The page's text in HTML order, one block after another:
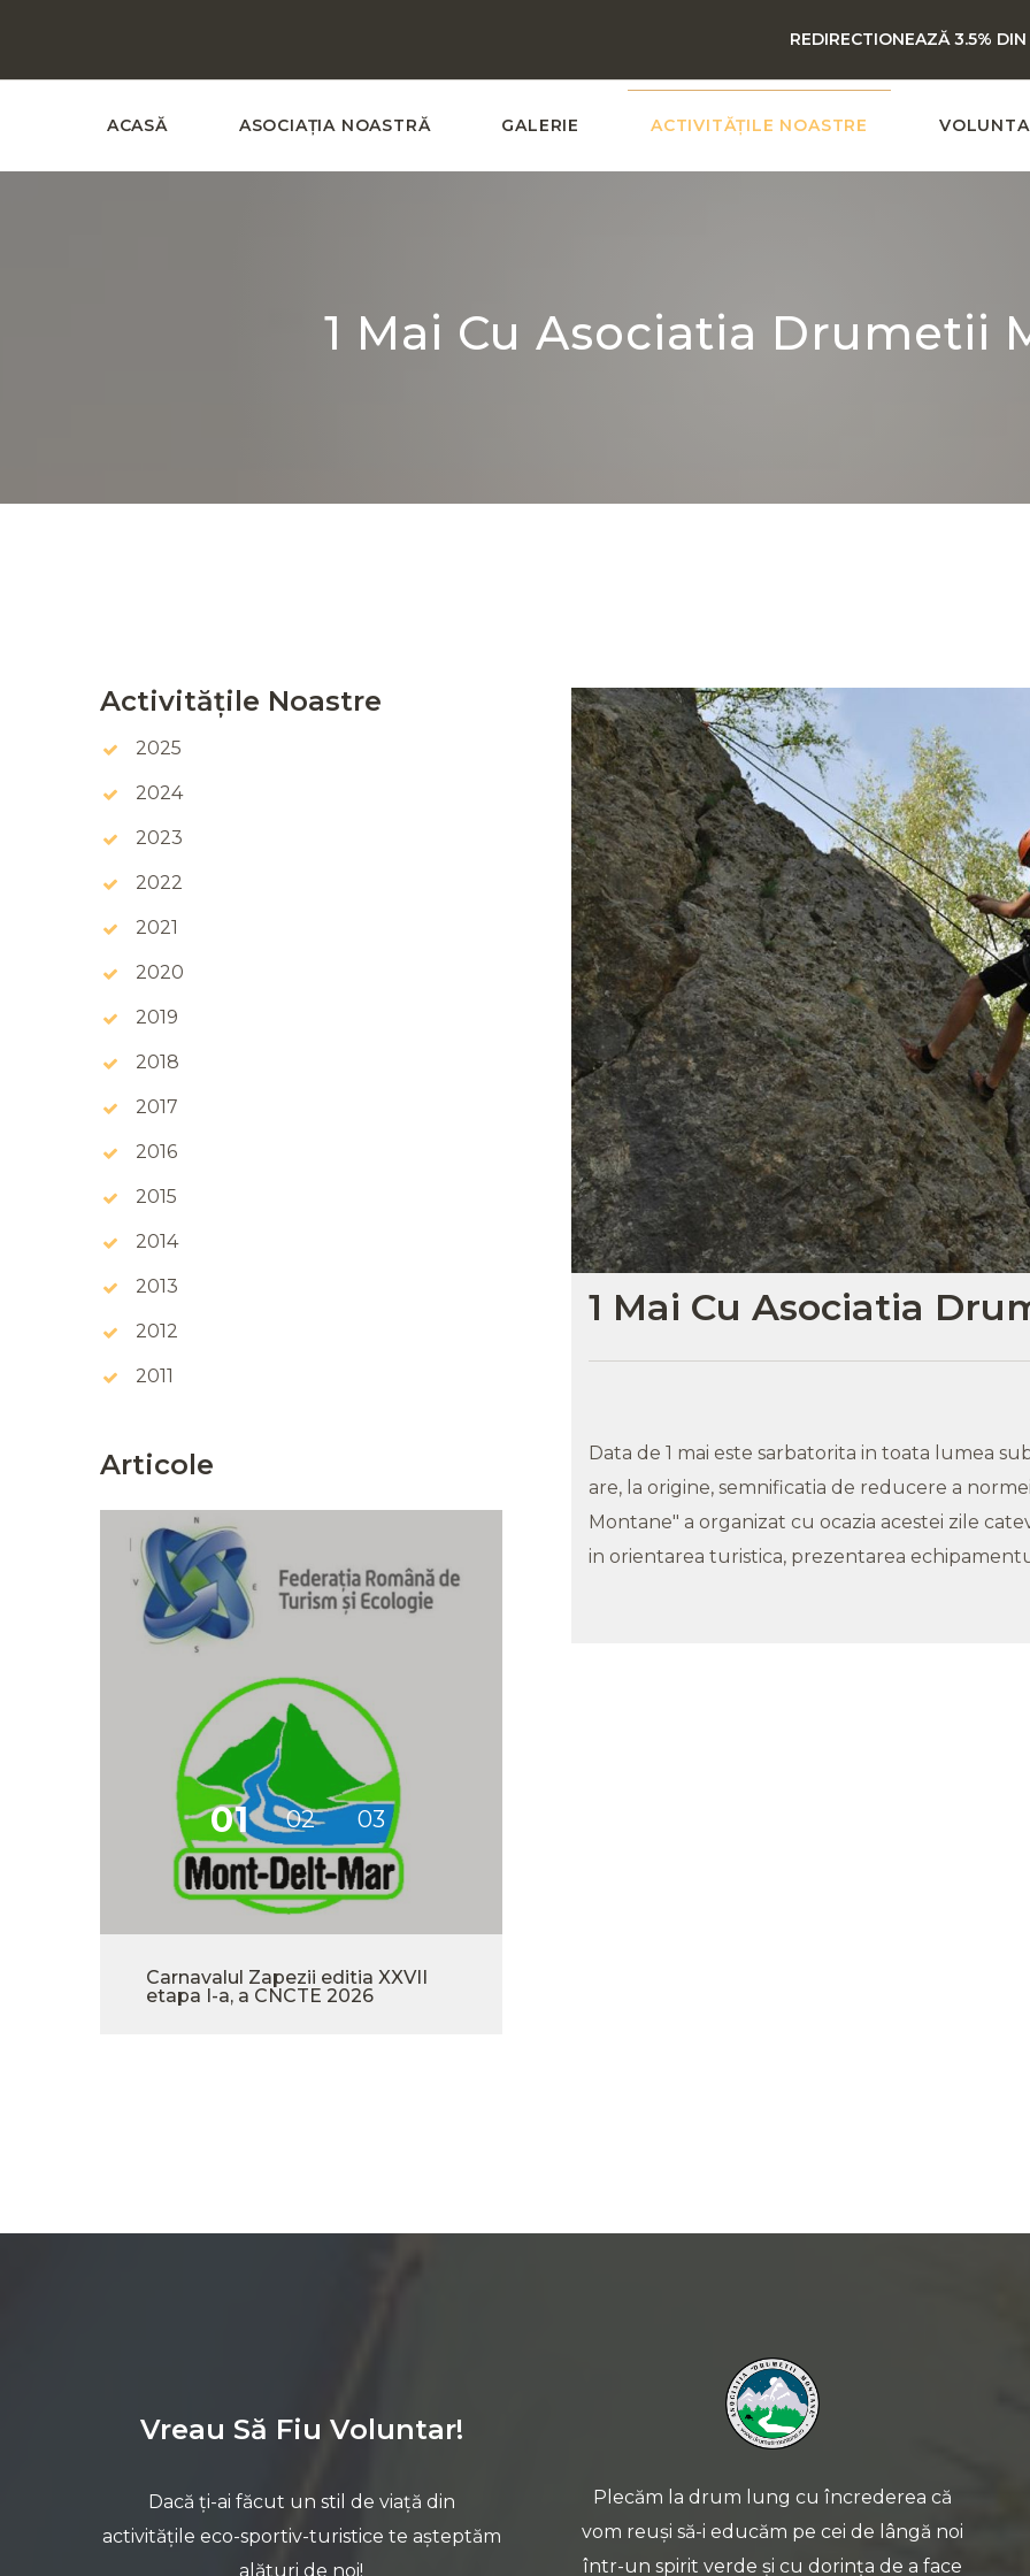
REDIRECTIONEAZĂ 3.5%
ACASĂ ASOCIAȚIA NOASTRĂ GALERIE ACTIVITĂȚILE NOASTRE
1 Mai Cu Asociatia Drumetii
1 Mai Cu Asociatia
Data de 1 mai este sarbatorita in toata lumea
are, la origine, semnificatia de reducere a
Montane" a organizat cu ocazia acestei zile
in orientarea turistica, prezentarea
Activitățile Noastre
2025
2024
2023
2022
2021
2020
2019
2018
2017
2016
2015
2014
2013
2012
2011
Articole
Carnavalul Zapezii editia XXVII
etapa I-a, a CNCTE 2026
Vreau Să Fiu Voluntar!
Dacă ți-ai făcut un stil de viață din
activitățile eco-sportiv-turistice te așteptăm
alături de noi!
Plecăm la drum lung cu încrederea că
vom reuși să-i educăm pe cei de lângă noi
într-un spirit verde și cu dorința de a face